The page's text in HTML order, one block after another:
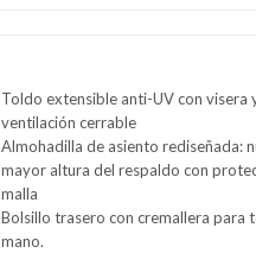
Toldo extensible anti-UV con visera
ventilación cerrable
Almohadilla de asiento rediseñada:
mayor altura del respaldo con
malla
Bolsillo trasero con cremallera para
mano.